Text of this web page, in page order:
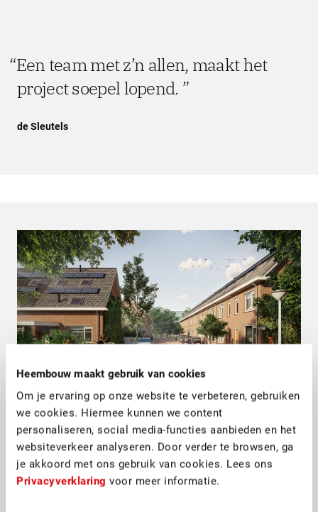
Heembouw maakt gebruik van cookies
Om je ervaring op onze website te verbeteren, gebruiken
we cookies. Hiermee kunnen we content
personaliseren, social media-functies aanbieden en het
websiteverkeer analyseren. Door verder te browsen, ga
je akkoord met ons gebruik van cookies. Lees ons
Privacyverklaring voor meer informatie.
Een team met z’n allen, maakt het
project soepel lopend.
de Sleutels
Werkzaamheden
De 75 woningen, bestaande uit 34
eengezinswoningen en 41 beneden-
bovenwoningen, verliezen nu minder warmte. De
kozijnen zijn vervangen, de installaties hebben